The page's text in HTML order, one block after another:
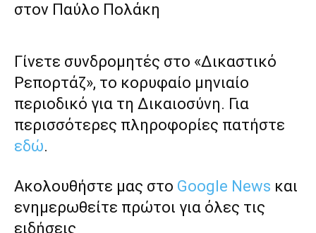
στον Παύλο Πολάκη
Γίνετε συνδρομητές στο «Δικαστικό
Ρεπορτάζ», το κορυφαίο μηνιαίο
περιοδικό για τη Δικαιοσύνη. Για
περισσότερες πληροφορίες πατήστε
εδώ.
Ακολουθήστε μας στο Google News και
ενημερωθείτε πρώτοι για όλες τις
ειδήσεις